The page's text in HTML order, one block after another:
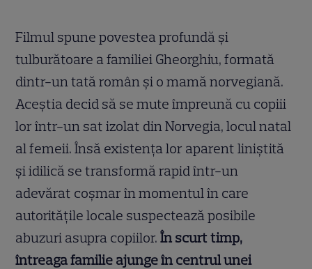
Filmul spune povestea profundă și
tulburătoare a familiei Gheorghiu, formată
dintr-un tată român și o mamă norvegiană.
Aceștia decid să se mute împreună cu copiii
lor într-un sat izolat din Norvegia, locul natal
al femeii. Însă existența lor aparent liniștită
și idilică se transformă rapid într-un
adevărat coșmar în momentul în care
autoritățile locale suspectează posibile
abuzuri asupra copiilor.În scurt timp,
întreaga familie ajunge în centrul unei